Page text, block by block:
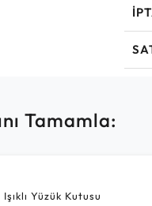
Tamamla:
Işıklı Yüzük Kutusu